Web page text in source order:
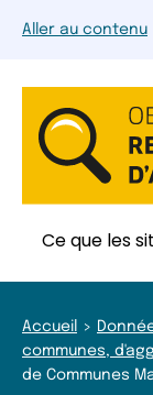
Aller au contenu
Ce que les
Accueil
communes,
de Communes